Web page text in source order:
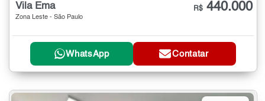
Vila Ema
Zona Leste - São Paulo
R$ 440.000
WhatsApp Contatar